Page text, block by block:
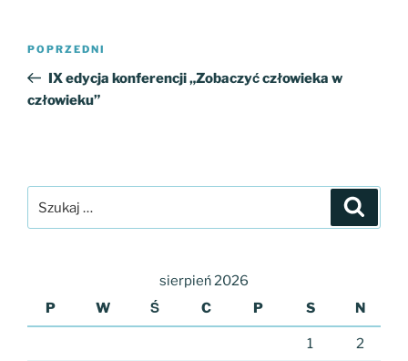
Nawigacja
Poprzedni
wpis
POPRZEDNI
IX edycja konferencji „Zobaczyć człowieka w
człowieku”
sierpień 2026
P
W Ś C P S N
1 2